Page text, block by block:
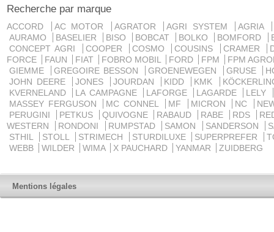
Recherche par marque
ACCORD AC MOTOR AGRATOR AGRI SYSTEM
AGRIA
AURAMO
BASELIER BISO BOBCAT BOLKO BOMFORD
CONCEPT AGRI
COOPER COSMO COUSINS CRAMER
FORCE
FAUN FIAT FOBRO MOBIL FORD FPM
FPM
GIEMME
GREGOIRE BESSON GROENEWEGEN GRUSE
JOHN DEERE
JONES JOURDAN KIDD KMK
KVERNELAND
LA CAMPAGNE LAFORGE LAGARDE
LELY
MASSEY FERGUSON
MC CONNEL MF MICRON NC
PERUGINI
PETKUS QUIVOGNE RABAUD RABE RDS
WESTERN
RONDONI RUMPSTAD SAMON SANDERSON
STHIL
STOLL STRIMECH STURDILUXE SUPERPREFER
WEBB
WILDER WIMA X PAUCHARD YANMAR ZUIDBERG
Mentions légales